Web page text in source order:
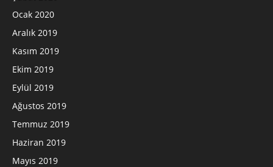
Ocak 2020
Aralık 2019
Kasım 2019
Ekim 2019
Eylül 2019
Ağustos 2019
Temmuz 2019
Haziran 2019
Mayıs 2019